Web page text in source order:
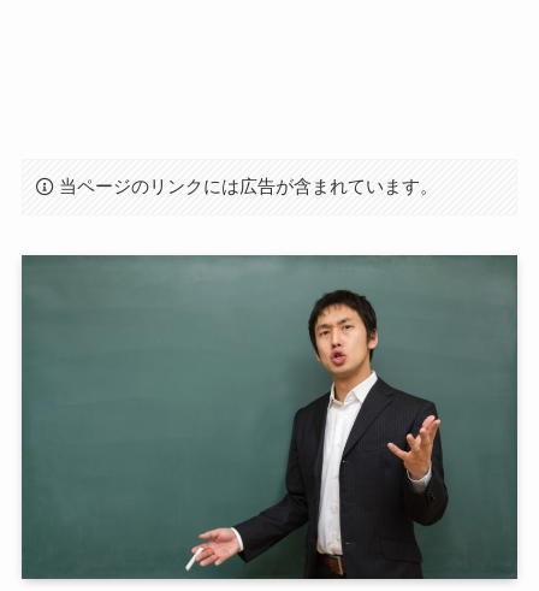
当ページのリンクには広告が含まれています。